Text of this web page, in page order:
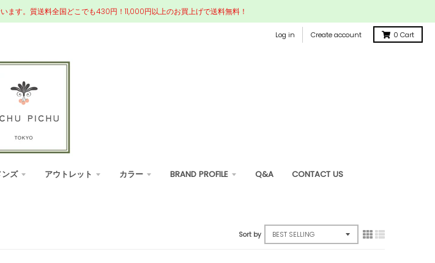
す。質送料全国どこでも430円！11,000円以上のお買上げで送料無料！
Log in Create account 0 Cart
ズ アウトレット カラー BRAND PROFILE Q&A CONTACT US
Sort by